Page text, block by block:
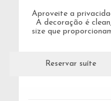
Aproveite a
A decoração é
size que
Reservar suíte